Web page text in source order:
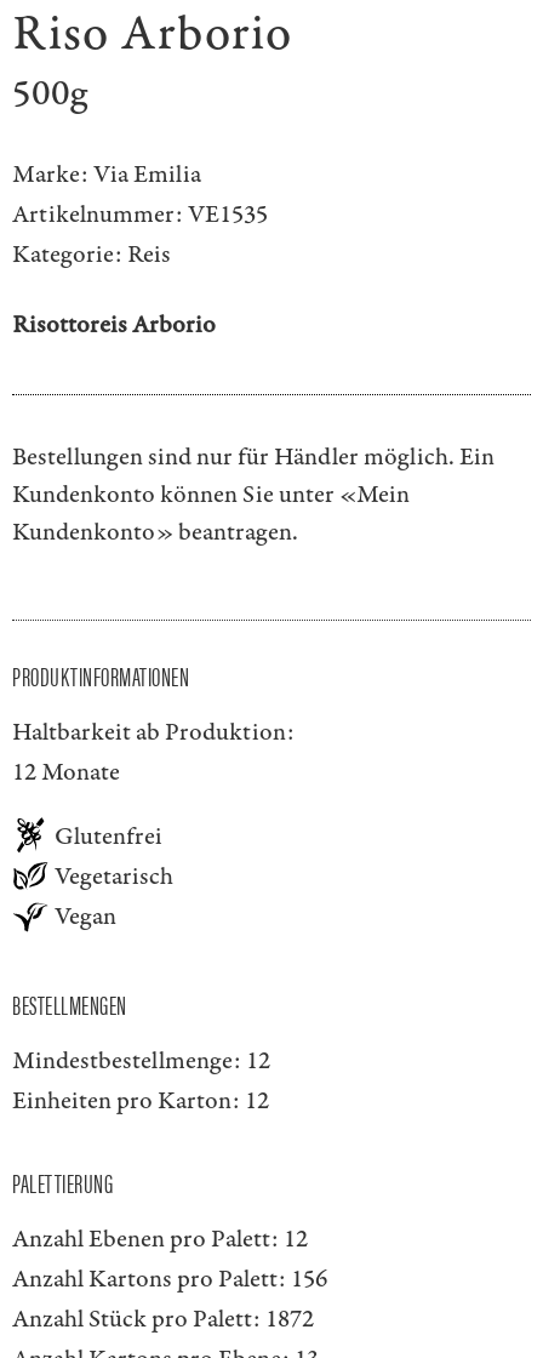
Riso Arborio
500g
Marke: Via Emilia
Artikelnummer: VE1535
Kategorie: Reis
Risottoreis Arborio
Bestellungen sind nur für Händler möglich. Ein
Kundenkonto können Sie unter «Mein
Kundenkonto»beantragen.
PRODUKTINFORMATIONEN
Haltbarkeit ab Produktion:
12 Monate
Glutenfrei
Vegetarisch
Vegan
BESTELLMENGEN
Mindestbestellmenge: 12
Einheiten pro Karton: 12
PALETTIERUNG
Anzahl Ebenen pro Palett: 12
Anzahl Kartons pro Palett: 156
Anzahl Stück pro Palett: 1872